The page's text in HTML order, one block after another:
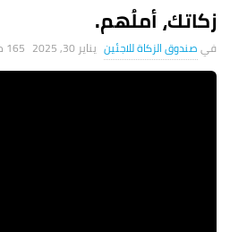
زكاتك، أملُهم.
صندوق الزكاة للاجئين يناير 30, 2025 165 ‎مشاهدة